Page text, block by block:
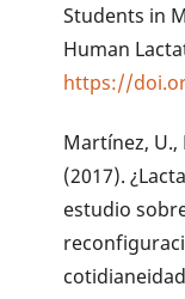
Students in
Human
https://
Martínez, U.,
(2017).
estudio